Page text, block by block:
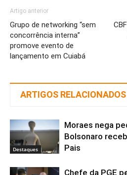
Artigo anterior
Grupo de networking “sem
concorrência interna”
promove evento de
lançamento em Cuiabá
ARTIGOS RELACIONADOS
Destaques
Moraes nega
Bolsonaro
Pais
Chefe da PGE